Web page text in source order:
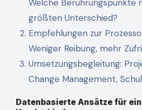
Welche Berührungspunkte
größten Unterschied?
Empfehlungen zur
Weniger Reibung, mehr
Umsetzungsbegleitung:
Change Management,
Datenbasierte Ansätze für